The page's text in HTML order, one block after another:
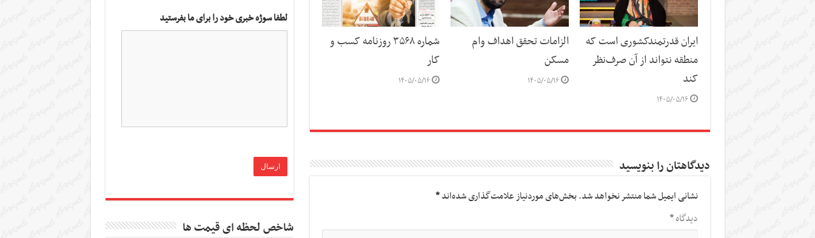
ایران قدرتمندکشوری است که
منطقه نتواند از آن صرف‌نظر
کند
۱۴۰۵/۰۵/۱۶
الزامات تحقق اهداف وام
مسکن
۱۴۰۵/۰۵/۱۶
شماره ۳۵۶۸ روزنامه کسب و
کار
۱۴۰۵/۰۵/۱۶
دیدگاهتان را بنویسید
نشانی ایمیل شما منتشر نخواهد شد.بخش‌های موردنیاز علامت‌گذاری شده‌اند*
دیدگاه*
لطفا سوژه خبری خود را برای ما بفرستید
شاخص لحظه ای قیمت ها